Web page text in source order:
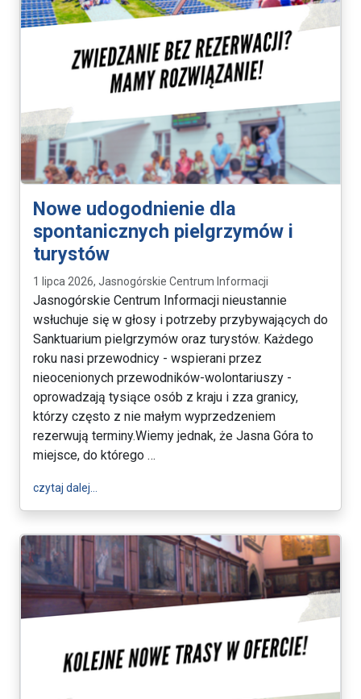
Nowe udogodnienie dla
spontanicznych pielgrzymów i
turystów
1 lipca 2026, Jasnogórskie Centrum Informacji
Jasnogórskie Centrum Informacji nieustannie
wsłuchuje się w głosy i potrzeby przybywających do
Sanktuarium pielgrzymów oraz turystów. Każdego
roku nasi przewodnicy - wspierani przez
nieocenionych przewodników-wolontariuszy -
oprowadzają tysiące osób z kraju i zza granicy,
którzy często z nie małym wyprzedzeniem
rezerwują terminy.Wiemy jednak, że Jasna Góra to
miejsce, do którego …
czytaj dalej…